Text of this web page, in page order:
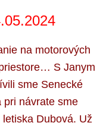
na motorových
S Janym
sme Senecké
pri návrate sme
Dubová. Už